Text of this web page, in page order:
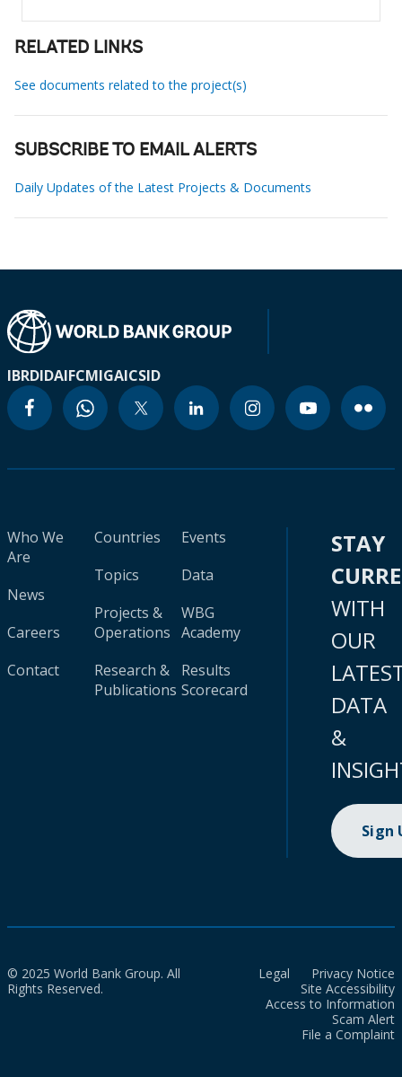
RELATED LINKS
See documents related to the project(s)
SUBSCRIBE TO EMAIL ALERTS
Daily Updates of the Latest Projects & Documents
IBRDIDAIFCMIGAICSID
Who We
Are
News
Careers
Contact
Countries
Topics
Projects &
Operations
Research &
Publications
Events
Data
WBG
Academy
Results
Scorecard
STAY
WITH
OUR
DATA
&
Sign
© 2025 World Bank Group. All
Rights Reserved.
Legal
Privacy Notice
Site Accessibility
Access to Information
Scam Alert
File a Complaint